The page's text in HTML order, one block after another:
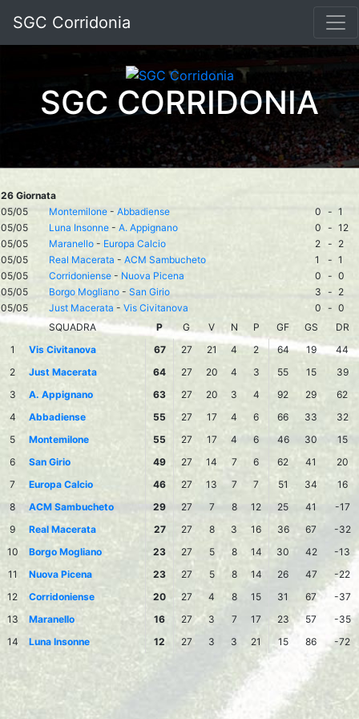
SGC Corridonia
SGC CORRIDONIA
26 Giornata
05/05
Montemilone - Abbadiense 0 - 1
05/05
Luna Insonne - A. Appignano 0 - 12
05/05
Maranello - Europa Calcio 2 - 2
05/05
Real Macerata - ACM Sambucheto 1 - 1
05/05
Corridoniense - Nuova Picena 0 - 0
05/05
Borgo Mogliano - San Girio 3 - 2
05/05
Just Macerata - Vis Civitanova 0 - 0
SQUADRA
P G V N P GF GS
DR
1
Vis Civitanova 67 27 21 4 2 64 19
44
2
Just Macerata 64 27 20 4 3 55 15
39
3
A. Appignano 63 27 20 3 4 92 29
62
4
Abbadiense 55 27 17 4 6 66 33
32
5
Montemilone 55 27 17 4 6 46 30
15
6
San Girio 49 27 14 7 6 62 41
20
7
Europa Calcio 46 27 13 7 7 51 34
16
8
ACM Sambucheto 29 27 7 8 12 25 41
-17
9
Real Macerata 27 27 8 3 16 36 67
-32
10
Borgo Mogliano 23 27 5 8 14 30 42
-13
11
Nuova Picena 23 27 5 8 14 26 47
-22
12
Corridoniense 20 27 4 8 15 31 67
-37
13
Maranello 16 27 3 7 17 23 57
-35
14
Luna Insonne 12 27 3 3 21 15 86 -72